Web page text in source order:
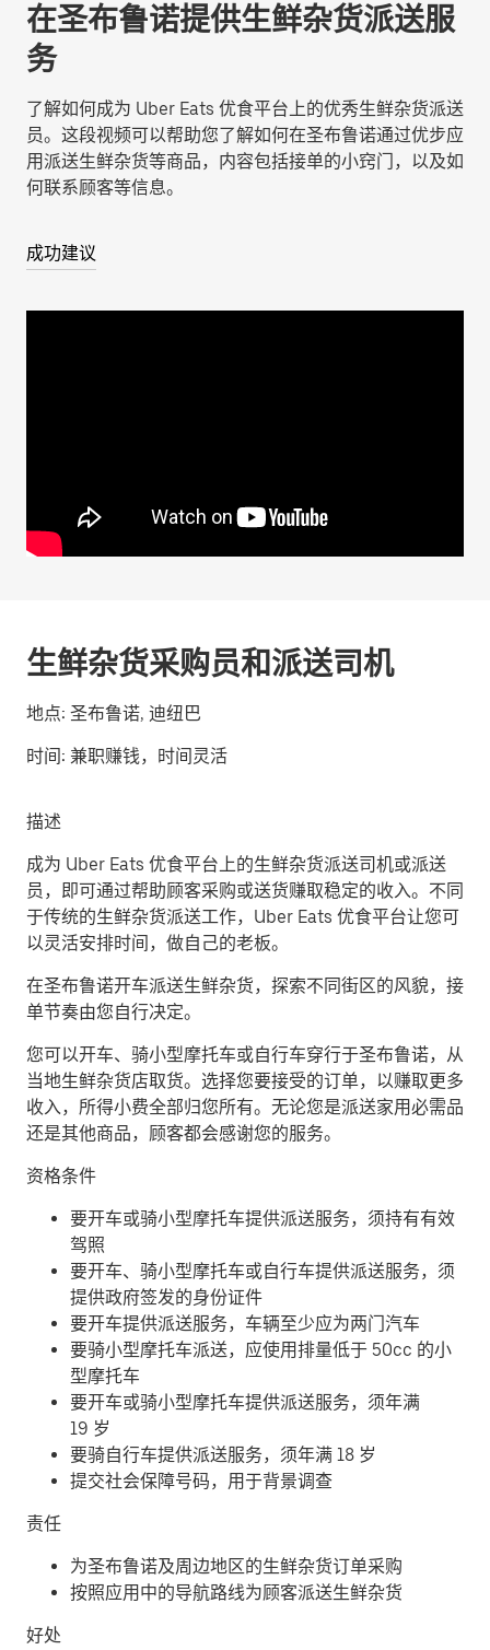
在圣布鲁诺提供生鲜杂货派送服
务
了解如何成为 Uber Eats 优食平台上的优秀生鲜杂货派送
员。这段视频可以帮助您了解如何在圣布鲁诺通过优步应
用派送生鲜杂货等商品，内容包括接单的小窍门，以及如
何联系顾客等信息。
成功建议
生鲜杂货采购员和派送司机
地点: 圣布鲁诺, 迪纽巴
时间: 兼职赚钱，时间灵活
描述
成为 Uber Eats 优食平台上的生鲜杂货派送司机或派送
员，即可通过帮助顾客采购或送货赚取稳定的收入。不同
于传统的生鲜杂货派送工作，Uber Eats 优食平台让您可
以灵活安排时间，做自己的老板。
在圣布鲁诺开车派送生鲜杂货，探索不同街区的风貌，接
单节奏由您自行决定。
您可以开车、骑小型摩托车或自行车穿行于圣布鲁诺，从
当地生鲜杂货店取货。选择您要接受的订单，以赚取更多
收入，所得小费全部归您所有。无论您是派送家用必需品
还是其他商品，顾客都会感谢您的服务。
资格条件
要开车或骑小型摩托车提供派送服务，须持有有效
驾照
要开车、骑小型摩托车或自行车提供派送服务，须
提供政府签发的身份证件
要开车提供派送服务，车辆至少应为两门汽车
要骑小型摩托车派送，应使用排量低于 50cc 的小
型摩托车
要开车或骑小型摩托车提供派送服务，须年满
19 岁
要骑自行车提供派送服务，须年满 18 岁
提交社会保障号码，用于背景调查
责任
为圣布鲁诺及周边地区的生鲜杂货订单采购
按照应用中的导航路线为顾客派送生鲜杂货
好处